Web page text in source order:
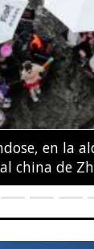
los